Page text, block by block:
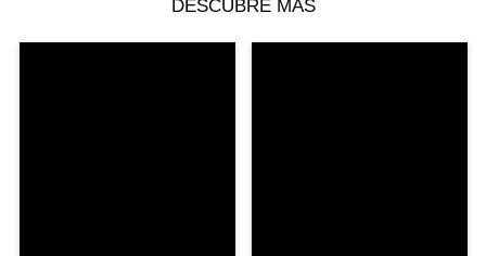
Compartir un vídeo o una foto
DESCUBRE MÁS